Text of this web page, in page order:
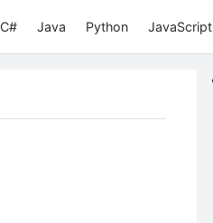
C# Java Python JavaScript